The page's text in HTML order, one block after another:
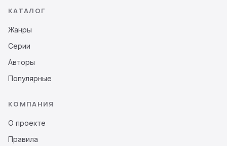
КАТАЛОГ
Жанры
Серии
Авторы
Популярные
КОМПАНИЯ
О проекте
Правила